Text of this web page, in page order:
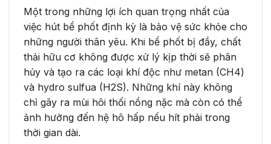
Một trong những lợi ích quan trọng nhất của
việc hút bể phốt định kỳ là bảo vệ sức khỏe cho
những người thân yêu. Khi bể phốt bị đầy, chất
thải hữu cơ không được xử lý kịp thời sẽ phân
hủy và tạo ra các loại khí độc như metan (CH4)
và hydro sulfua (H2S). Những khí này không
chỉ gây ra mùi hôi thối nồng nặc mà còn có thể
ảnh hưởng đến hệ hô hấp nếu hít phải trong
thời gian dài.